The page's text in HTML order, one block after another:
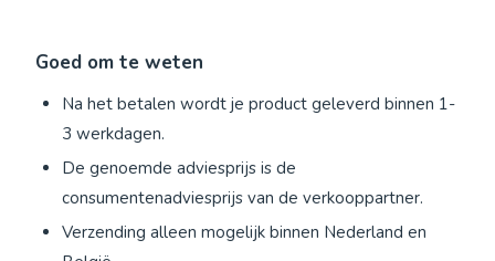
Goed om te weten
Na het betalen wordt je product geleverd binnen 1-
3 werkdagen.
De genoemde adviesprijs is de
consumentenadviesprijs van de verkooppartner.
Verzending alleen mogelijk binnen Nederland en